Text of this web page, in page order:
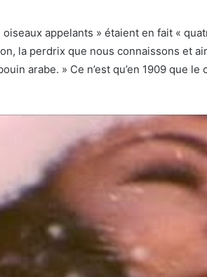
appelants » étaient en fait «
la perdrix que nous connaissons et
arabe. » Ce n’est qu’en 1909